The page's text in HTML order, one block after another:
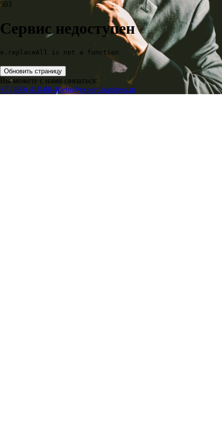
503
Сервис недоступен
e.replaceAll is not a function
Обновить страницу
Вы можете с нами связаться:
+7 (499) 418-00-40ebr@expert-business.ru